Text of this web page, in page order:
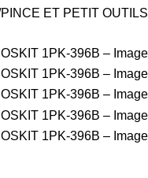
PINCE ET PETIT OUTILS